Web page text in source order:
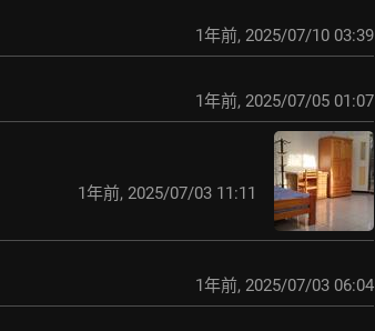
1年前, 2025/07/10 03:39
1年前, 2025/07/05 01:07
1年前, 2025/07/03 11:11
1年前, 2025/07/03 06:04